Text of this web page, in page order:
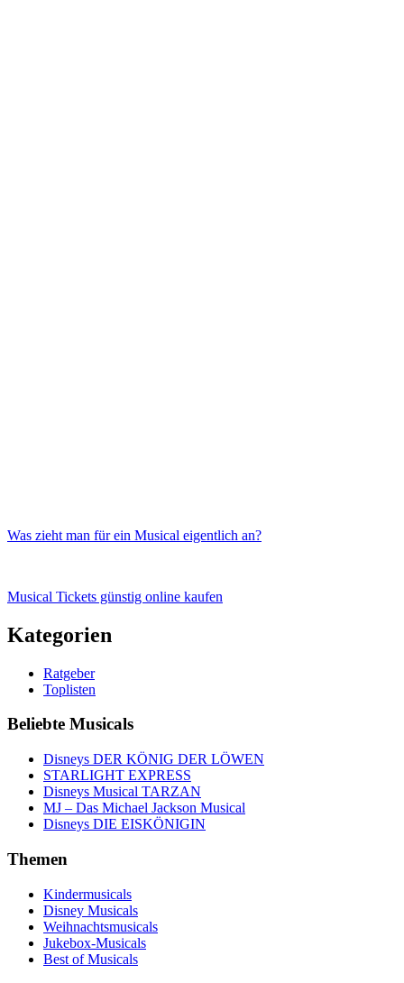
Was zieht man für ein Musical eigentlich an?
Musical Tickets günstig online kaufen
Kategorien
Ratgeber
Toplisten
Beliebte Musicals
Disneys DER KÖNIG DER LÖWEN
STARLIGHT EXPRESS
Disneys Musical TARZAN
MJ – Das Michael Jackson Musical
Disneys DIE EISKÖNIGIN
Themen
Kindermusicals
Disney Musicals
Weihnachtsmusicals
Jukebox-Musicals
Best of Musicals